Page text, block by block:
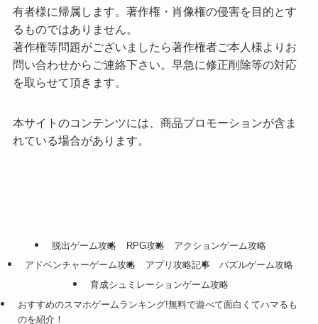
有者様に帰属します。著作権・肖像権の侵害を目的とす
るものではありません。
著作権等問題がございましたら著作権者ご本人様よりお
問い合わせからご連絡下さい。早急に修正削除等の対応
を取らせて頂きます。
本サイトのコンテンツには、商品プロモーションが含ま
れている場合があります。
脱出ゲーム攻略 RPG攻略
アクションゲーム攻略
アドベンチャーゲーム攻略
アプリ攻略記事
パズルゲーム攻略
育成シュミレーションゲーム攻略
おすすめのスマホゲームランキング!無料で遊べて面白くてハマるも
のを紹介！